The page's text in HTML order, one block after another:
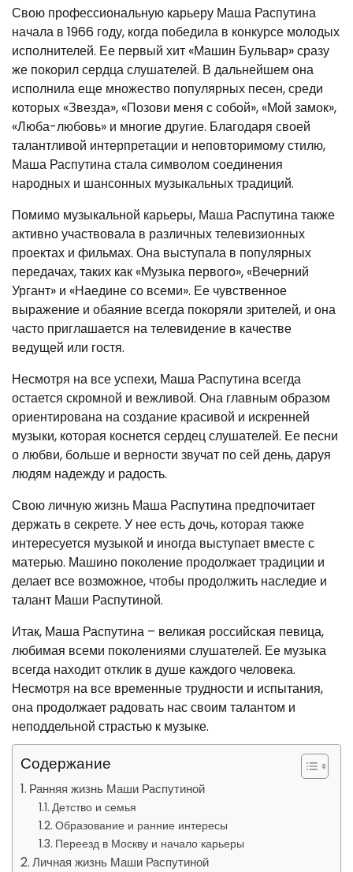
Свою профессиональную карьеру Маша Распутина
начала в 1966 году, когда победила в конкурсе молодых
исполнителей. Ее первый хит «Машин Бульвар» сразу
же покорил сердца слушателей. В дальнейшем она
исполнила еще множество популярных песен, среди
которых «Звезда», «Позови меня с собой», «Мой замок»,
«Люба-любовь» и многие другие. Благодаря своей
талантливой интерпретации и неповторимому стилю,
Маша Распутина стала символом соединения
народных и шансонных музыкальных традиций.
Помимо музыкальной карьеры, Маша Распутина также
активно участвовала в различных телевизионных
проектах и фильмах. Она выступала в популярных
передачах, таких как «Музыка первого», «Вечерний
Ургант» и «Наедине со всеми». Ее чувственное
выражение и обаяние всегда покоряли зрителей, и она
часто приглашается на телевидение в качестве
ведущей или гостя.
Несмотря на все успехи, Маша Распутина всегда
остается скромной и вежливой. Она главным образом
ориентирована на создание красивой и искренней
музыки, которая коснется сердец слушателей. Ее песни
о любви, больше и верности звучат по сей день, даруя
людям надежду и радость.
Свою личную жизнь Маша Распутина предпочитает
держать в секрете. У нее есть дочь, которая также
интересуется музыкой и иногда выступает вместе с
матерью. Машино поколение продолжает традиции и
делает все возможное, чтобы продолжить наследие и
талант Маши Распутиной.
Итак, Маша Распутина – великая российская певица,
любимая всеми поколениями слушателей. Ее музыка
всегда находит отклик в душе каждого человека.
Несмотря на все временные трудности и испытания,
она продолжает радовать нас своим талантом и
неподдельной страстью к музыке.
Содержание
Ранняя жизнь Маши Распутиной
Детство и семья
Образование и ранние интересы
Переезд в Москву и начало карьеры
Личная жизнь Маши Распутиной